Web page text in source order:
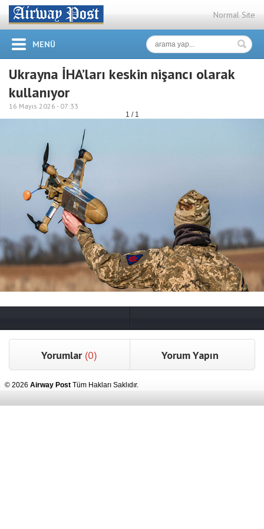
Normal Site
MENÜ
Ukrayna İHA’ları keskin nişancı olarak
kullanıyor
16 Mayıs 2026 - 07:33
1 / 1
Yorumlar (0) Yorum Yapın
© 2026 Airway Post Tüm Hakları Saklıdır.